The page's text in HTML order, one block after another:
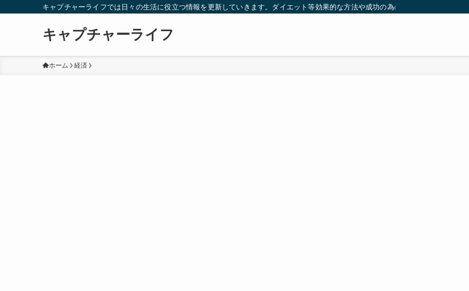
キャプチャーライフでは日々の生活に役立つ情報を更新していきます。ダイエット等効果的な方法や成功の為の秘訣等。太ったり
キャプチャーライフ
ホーム 経済